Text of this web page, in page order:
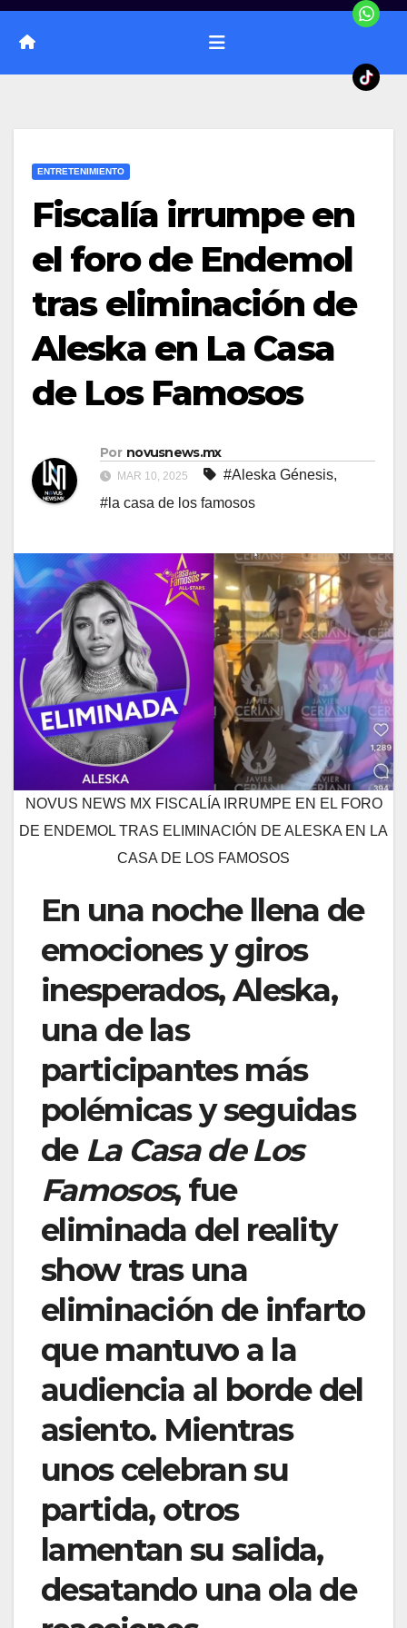
ENTRETENIMIENTO
Fiscalía irrumpe en
el foro de Endemol
tras eliminación de
Aleska en La Casa
de Los Famosos
Por novusnews.mx
MAR 10, 2025 #Aleska Génesis,
#la casa de los famosos
NOVUS NEWS MX FISCALÍA IRRUMPE EN EL FORO
DE ENDEMOL TRAS ELIMINACIÓN DE ALESKA EN LA
CASA DE LOS FAMOSOS
En una noche llena de
emociones y giros
inesperados, Aleska,
una de las
participantes más
polémicas y seguidas
de La Casa de Los
Famosos, fue
eliminada del reality
show tras una
eliminación de infarto
que mantuvo a la
audiencia al borde del
asiento. Mientras
unos celebran su
partida, otros
lamentan su salida,
desatando una ola de